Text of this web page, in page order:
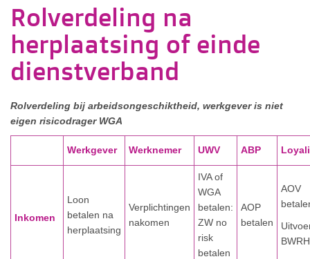
Rolverdeling na
herplaatsing of einde
dienstverband
Rolverdeling bij arbeidsongeschiktheid, werkgever is niet
eigen risicodrager WGA
Werkgever Werknemer UWV ABP
Inkomen
Loon
betalen na
herplaatsing
Verplichtingen
nakomen
IVA of
WGA
betalen:
ZW no
risk
betalen
AOP
betalen
AOV